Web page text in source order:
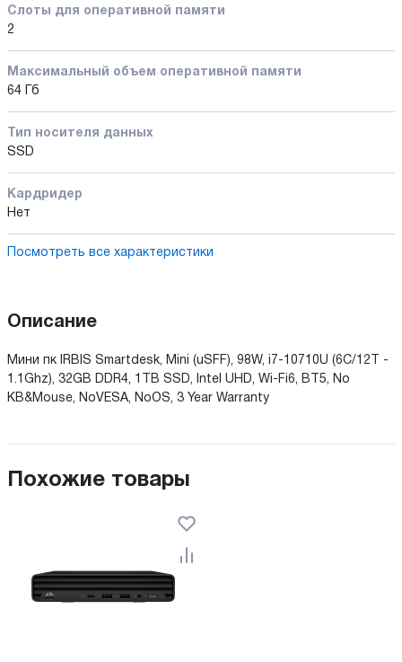
Слоты для оперативной памяти
2
Максимальный объем оперативной памяти
64 Гб
Тип носителя данных
SSD
Кардридер
Нет
Посмотреть все характеристики
Описание
Мини пк IRBIS Smartdesk, Mini (uSFF), 98W, i7-10710U (6C/12T -
1.1Ghz), 32GB DDR4, 1TB SSD, Intel UHD, Wi-Fi6, BT5, No
KB&Mouse, NoVESA, NoOS, 3 Year Warranty
Похожие товары